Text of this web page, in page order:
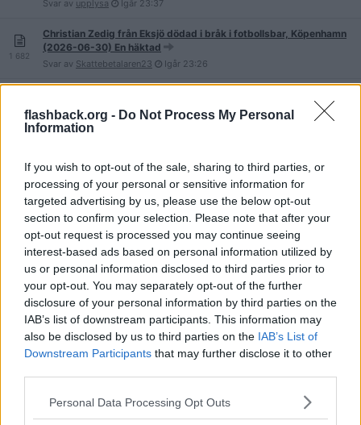
flashback.org - Do Not Process My Personal
Information
If you wish to opt-out of the sale, sharing to third parties, or
processing of your personal or sensitive information for
targeted advertising by us, please use the below opt-out
section to confirm your selection. Please note that after your
opt-out request is processed you may continue seeing
interest-based ads based on personal information utilized by
us or personal information disclosed to third parties prior to
your opt-out. You may separately opt-out of the further
disclosure of your personal information by third parties on the
IAB’s list of downstream participants. This information may
also be disclosed by us to third parties on the IAB’s List of
Downstream Participants that may further disclose it to other
Personal Data Processing Opt Outs
Svar av upplysa Igår 23:37
1 682
Christian Zedig från Eksjö dödad i bråk i fotbollsbar, Köpenhamn
(2026-06-30) En häktad
Svar av Skattebetalaren23 Igår 23:26
815 Svar avFordfocus1000 Igår23:21
Ligan hittade sina offer på McDonalds på Avenyn i Göteborg
(2026-04-24)
Svar av FedorEmelianenko Igår23:02
Gotland: 18-åring misstänkt för våldtäkt under Valborg (2026)
Svar avPurplepanic Igår22:59
Våldtäkt i taxi. Man åtalad i Visby, Gotland
Purplepanic
5-årig flicka knivhuggen i halsen- Furutorpsparken, Helsingborg
(2026-07-13)